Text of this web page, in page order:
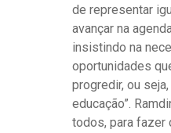
de representar
avançar na
insistindo na
oportunidades
progredir, ou
educação”.
todos, para fazer